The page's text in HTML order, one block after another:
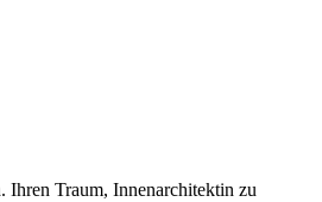
Ihren Traum, Innenarchitektin zu